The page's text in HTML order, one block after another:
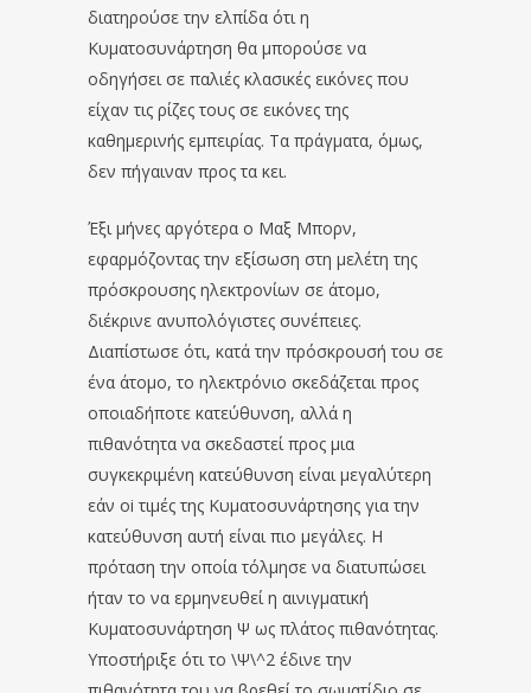
διατηρούσε την ελπίδα ότι η
Κυματοσυνάρτηση θα μπορούσε να
οδηγήσει σε παλιές κλασικές εικόνες που
είχαν τις ρίζες τους σε εικόνες της
καθημερινής εμπειρίας. Τα πράγματα, όμως,
δεν πήγαιναν προς τα κει.
Έξι μήνες αργότερα ο Μαξ Μπορν,
εφαρμόζοντας την εξίσωση στη μελέτη της
πρόσκρουσης ηλεκτρονίων σε άτομο,
διέκρινε ανυπολόγιστες συνέπειες.
Διαπίστωσε ότι, κατά την πρόσκρουσή του σε
ένα άτομο, το ηλεκτρόνιο σκεδάζεται προς
οποιαδήποτε κατεύθυνση, αλλά η
πιθανότητα να σκεδαστεί προς μια
συγκεκριμένη κατεύθυνση είναι μεγαλύτερη
εάν oi τιμές της Κυματοσυνάρτησης για την
κατεύθυνση αυτή είναι πιο μεγάλες. Η
πρόταση την οποία τόλμησε να διατυπώσει
ήταν το να ερμηνευθεί η αινιγματική
Κυματοσυνάρτηση Ψ ως πλάτος πιθανότητας.
Υποστήριξε ότι το \Ψ\^2 έδινε την